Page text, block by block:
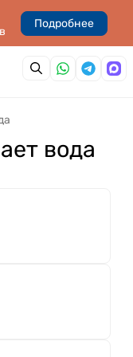
Подробнее
вода